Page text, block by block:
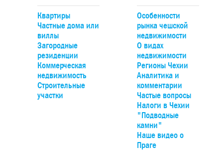
Квартиры
Частные дома или
виллы
Загородные
резиденции
Коммерческая
недвижимость
Строительные
участки
Особенности
рынка чешской
недвижимости
О видах
недвижимости
Регионы Чехии
Аналитика и
комментарии
Частые вопросы
Налоги в Чехии
"Подводные
камни"
Наше видео о
Праге